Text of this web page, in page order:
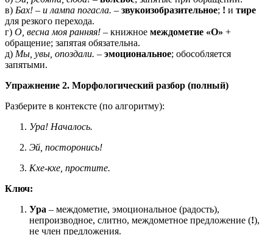
в) Бах! – и лампа погасла. – звукоизобразительное; ! и тире
для резкого перехода.
г) О, весна моя ранняя! – книжное междометие «О» +
обращение; запятая обязательна.
д) Мы, увы, опоздали. – эмоциональное; обособляется
запятыми.
Упражнение 2. Морфологический разбор (полный)
Разберите в контексте (по алгоритму):
Ура! Началось.
Эй, посторонись!
Кхе-кхе, простите.
Ключ:
Ура – междометие, эмоциональное (радость),
непроизводное, слитно, междометное предложение (!),
не член предложения.